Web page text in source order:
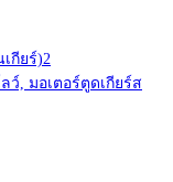
กียร์)2
ว์, มอเตอร์ตูดเกียร์ส